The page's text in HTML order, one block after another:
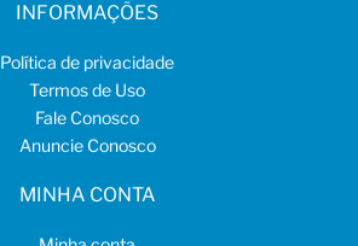
INFORMAÇÕES
Política de privacidade
Termos de Uso
Fale Conosco
Anuncie Conosco
MINHA CONTA